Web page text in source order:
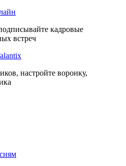
кадровые
встреч
настройте воронку,